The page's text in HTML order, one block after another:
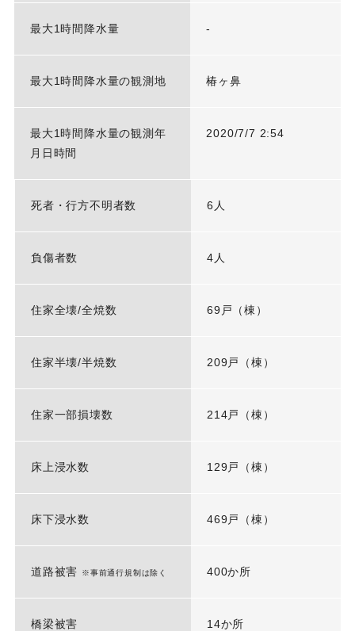
最大1時間降水量 -
最大1時間降水量の観測地 椿ヶ鼻
最大1時間降水量の観測年
月日時間
2020/7/7 2:54
死者・行方不明者数 6人
負傷者数 4人
住家全壊/全焼数 69戸（棟）
住家半壊/半焼数 209戸（棟）
住家一部損壊数 214戸（棟）
床上浸水数 129戸（棟）
床下浸水数 469戸（棟）
道路被害 ※事前通行規制は除く 400か所
橋梁被害 14か所